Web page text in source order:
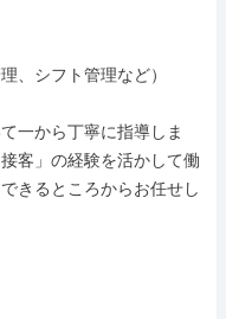
、シフト管理など）
一から丁寧に指導しま
客」の経験を活かして働
きるところからお任せし